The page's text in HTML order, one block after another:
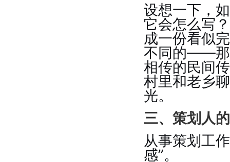
设想一下，
它会怎么写
成一份看似
不同的——那
相传的民间
村里和老乡
光。
三、策划人
从事策划工
感”。